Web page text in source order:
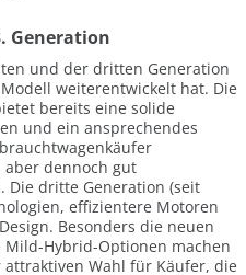
Generation
und der dritten Generation
weiterentwickelt hat. Die
bereits eine solide
und ein ansprechendes
dennoch gut
Die dritte Generation (seit
effizientere Motoren
Besonders die neuen
Mild-Hybrid-Optionen machen
Wahl für Käufer, die